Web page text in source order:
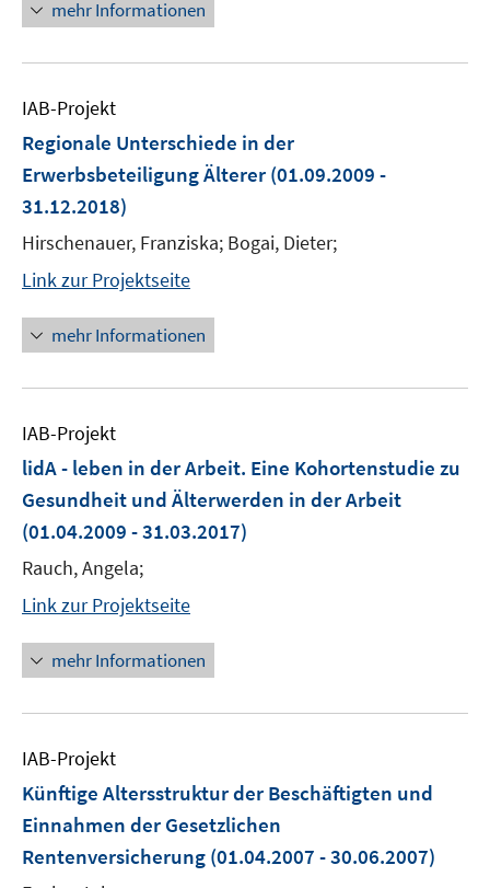
mehr Informationen
IAB-Projekt
Regionale Unterschiede in der
Erwerbsbeteiligung Älterer (01.09.2009 -
31.12.2018)
Hirschenauer, Franziska; Bogai, Dieter;
Link zur Projektseite
mehr Informationen
IAB-Projekt
lidA - leben in der Arbeit. Eine Kohortenstudie zu
Gesundheit und Älterwerden in der Arbeit
(01.04.2009 - 31.03.2017)
Rauch, Angela;
Link zur Projektseite
mehr Informationen
IAB-Projekt
Künftige Altersstruktur der Beschäftigten und
Einnahmen der Gesetzlichen
Rentenversicherung (01.04.2007 - 30.06.2007)